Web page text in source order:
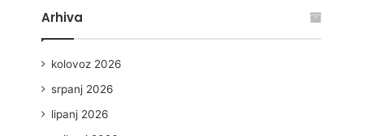
Arhiva
kolovoz 2026
srpanj 2026
lipanj 2026